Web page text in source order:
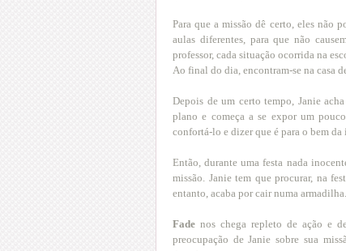
Para que a missão dê certo, eles não
aulas diferentes, para que não
professor, cada situação ocorrida na
Ao final do dia, encontram-se na casa
Depois de um certo tempo, Janie
plano e começa a se expor um
confortá-lo e dizer que é para o bem da
Então, durante uma festa nada
missão. Janie tem que procurar, na
entanto, acaba por cair numa
Fade nos chega repleto de ação e
preocupação de Janie sobre sua